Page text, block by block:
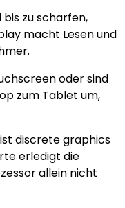
zu scharfen,
macht Lesen und
oder sind
zum Tablet um,
discrete graphics
erledigt die
allein nicht